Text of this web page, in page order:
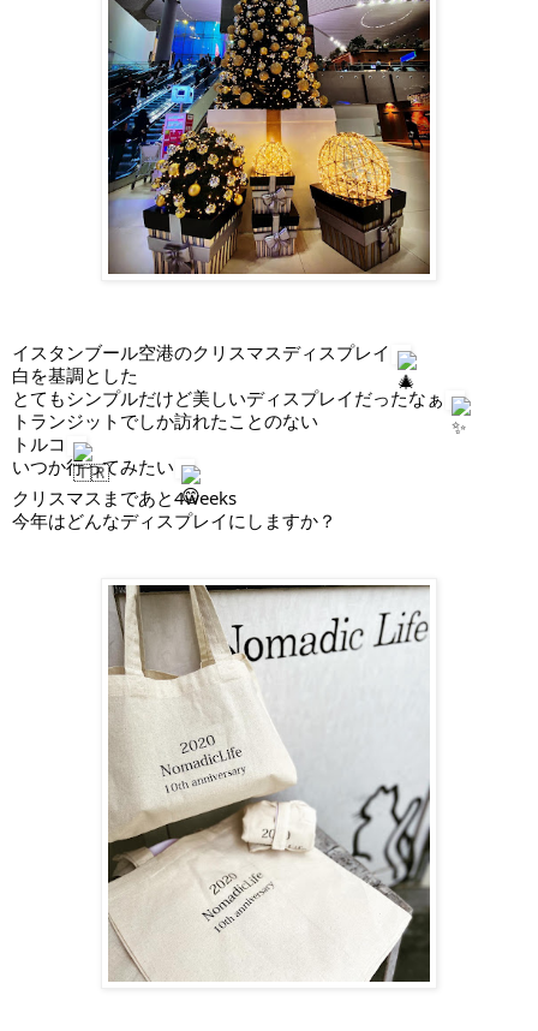
イスタンブール空港のクリスマスディスプレイ
白を基調とした
とてもシンプルだけど美しいディスプレイだったなぁ
トランジットでしか訪れたことのない
トルコ
いつか行ってみたい
クリスマスまであと4weeks
今年はどんなディスプレイにしますか？